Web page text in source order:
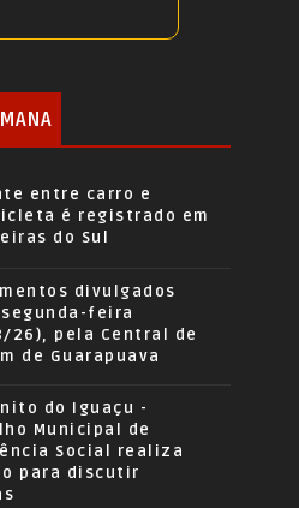
entre carro e
é registrado em
do Sul
divulgados
feira
26), pela Central de
de Guarapuava
do Iguaçu -
Municipal de
Social realiza
para discutir